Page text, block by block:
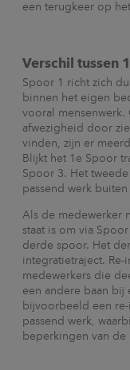
een terugkeer op
Verschil tussen
Spoor 1 richt zich
binnen het eigen
vooral
afwezigheid door
vinden, zijn er
Blijkt het 1e Spoor
Spoor 3. Het
passend werk
Als de medewerker
staat is om via
derde spoor. Het
integratietraject.
medewerkers die
een andere baan bij
bijvoorbeeld een
passend werk,
beperkingen van de